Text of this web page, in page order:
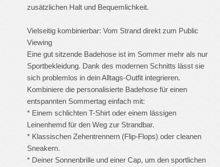
zusätzlichen Halt und Bequemlichkeit.
Vielseitig kombinierbar: Vom Strand direkt zum Public
Viewing
Eine gut sitzende Badehose ist im Sommer mehr als nur
Sportbekleidung. Dank des modernen Schnitts lässt sie
sich problemlos in dein Alltags-Outfit integrieren.
Kombiniere die personalisierte Badehose für einen
entspannten Sommertag einfach mit:
* Einem schlichten T-Shirt oder einem lässigen
Leinenhemd für den Weg zur Strandbar.
* Klassischen Zehentrennern (Flip-Flops) oder cleanen
Sneakern.
* Deiner Sonnenbrille und einer Cap, um den sportlichen